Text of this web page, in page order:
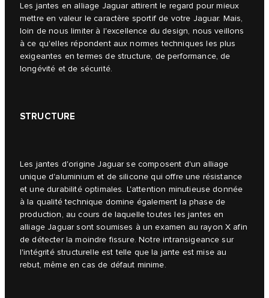
Les jantes en alliage Jaguar attirent le regard pour mieux
mettre en valeur le caractère sportif de votre Jaguar. Mais,
loin de nous limiter à l'excellence du design, nous veillons
à ce qu'elles répondent aux normes techniques les plus
exigeantes en termes de structure, de performance, de
longévité et de sécurité.
STRUCTURE
Les jantes d'origine Jaguar se composent d'un alliage
unique d'aluminium et de silicone qui offre une résistance
et une durabilité optimales. L'attention minutieuse donnée
à la qualité technique domine également la phase de
production, au cours de laquelle toutes les jantes en
alliage Jaguar sont soumises à un examen au rayon X afin
de détecter la moindre fissure. Notre intransigeance sur
l'intégrité structurelle est telle que la jante est mise au
rebut, même en cas de défaut minime.